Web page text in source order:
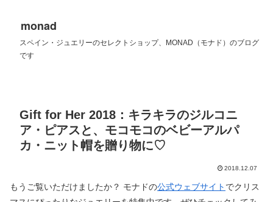
monad
スペイン・ジュエリーのセレクトショップ、MONAD（モナド）のブログ
です
Gift for Her 2018：キラキラのジルコニ
ア・ピアスと、モコモコのベビーアルパ
カ・ニット帽を贈り物に♡
2018.12.07
もうご覧いただけましたか？ モナドの公式ウェブサイト でクリス